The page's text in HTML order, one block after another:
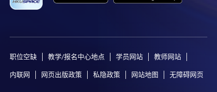
职位空缺 教学/报名中心地点 学员网站 教师网站
内联网 网页出版政策 私隐政策 网站地图 无障碍网页